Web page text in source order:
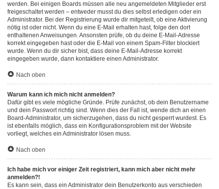
werden. Bei einigen Boards müssen alle neu angemeldeten Mitglieder erst
freigeschaltet werden – entweder musst du dies selbst erledigen oder ein
Administrator. Bei der Registrierung wurde dir mitgeteilt, ob eine Aktivierung
nötig ist oder nicht. Wenn du eine E-Mail erhalten hast, folge den dort
enthaltenen Anweisungen. Ansonsten prüfe, ob du deine E-Mail-Adresse
korrekt eingegeben hast oder die E-Mail von einem Spam-Filter blockiert
wurde. Wenn du dir sicher bist, dass deine E-Mail-Adresse korrekt
eingegeben wurde, dann kontaktiere einen Administrator.
Nach oben
Warum kann ich mich nicht anmelden?
Dafür gibt es viele mögliche Gründe. Prüfe zunächst, ob dein Benutzername
und dein Passwort richtig sind. Wenn dies der Fall ist, wende dich an einen
Board-Administrator, um sicherzugehen, dass du nicht gesperrt wurdest. Es
ist ebenfalls möglich, dass ein Konfigurationsproblem mit der Website
vorliegt, welches ein Administrator lösen muss.
Nach oben
Ich habe mich vor einiger Zeit registriert, kann mich aber nicht mehr
anmelden?!
Es kann sein, dass ein Administrator dein Benutzerkonto aus verschieden